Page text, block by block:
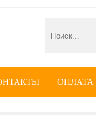
ОПЛАТА